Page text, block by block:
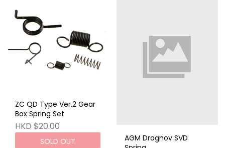
ZC QD Type Ver.2 Gear
Box Spring Set
HKD $20.00
SOLD OUT
AGM Dragnov SVD